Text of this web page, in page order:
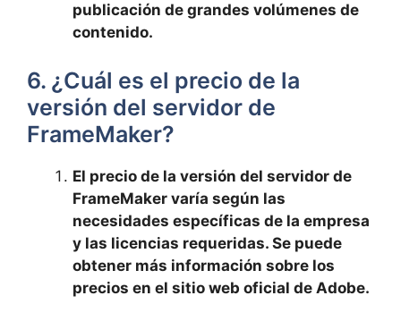
publicación de grandes volúmenes de
contenido.
6. ¿Cuál es el precio de la
versión del servidor de
FrameMaker?
El precio de la versión del servidor de
FrameMaker varía según las
necesidades específicas de la empresa
y las licencias requeridas. Se puede
obtener más información sobre los
precios en el sitio web oficial de Adobe.